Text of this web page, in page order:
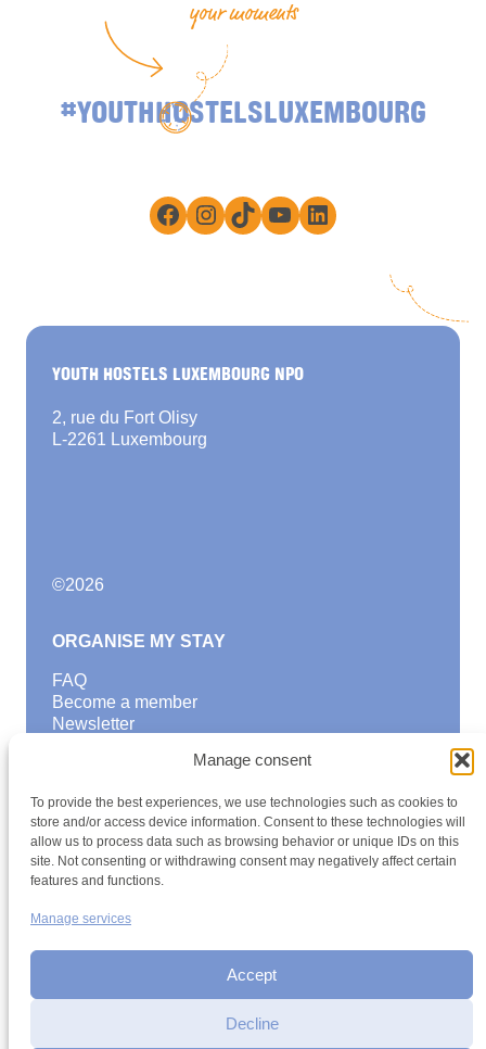
Manage consent
To provide the best experiences, we use technologies such as cookies to
store and/or access device information. Consent to these technologies will
allow us to process data such as browsing behavior or unique IDs on this
site. Not consenting or withdrawing consent may negatively affect certain
features and functions.
Manage services
Accept
Decline
your moments
#YOUTHHOSTELSLUXEMBOURG
Facebook
Instagram
TikTokYouTube
LinkedIn
YOUTH HOSTELS LUXEMBOURG NPO
2, rue du Fort Olisy
L-2261 Luxembourg
©2026
ORGANISE MY STAY
FAQ
Become a member
Newsletter
Find a youth hostel
Discover activities
School Trips and group excursions
Teambuilding
Youth Hostels Luxembourg NPO